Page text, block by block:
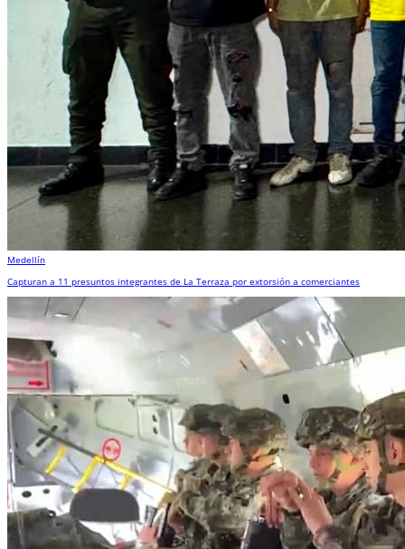
Medellín
Capturan a 11 presuntos integrantes de La Terraza por extorsión a comerciantes